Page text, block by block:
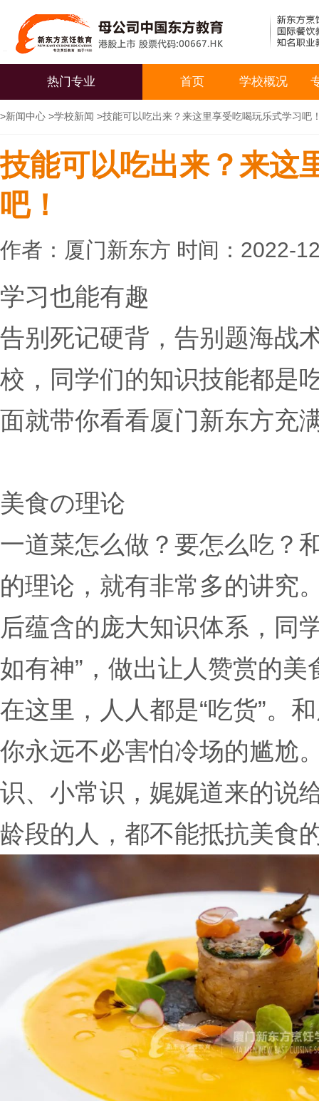
热门专业 首页 学校概况
>新闻中心 >学校新闻 >技能可以吃出来？来这里享受吃喝玩乐式学习吧
技能可以吃出来？来这
吧！
作者：厦门新东方 时间：2022-
学习也能有趣
告别死记硬背，告别题海战
校，同学们的知识技能都是
面就带你看看厦门新东方充
美食の理论
一道菜怎么做？要怎么吃？
的理论，就有非常多的讲究
后蕴含的庞大知识体系，同
如有神”，做出让人赞赏的美
在这里，人人都是“吃货”。
你永远不必害怕冷场的尴尬
识、小常识，娓娓道来的说
龄段的人，都不能抵抗美食